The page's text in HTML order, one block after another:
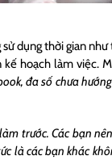
dụng thời gian
hoạch làm việc.
đa số chưa
trước. Các bạn
là các bạn khác